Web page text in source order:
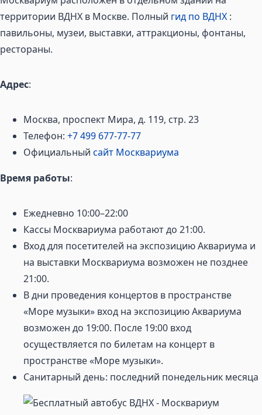
территории ВДНХ в Москве. Полный гид по ВДНХ :
павильоны, музеи, выставки, аттракционы, фонтаны,
рестораны.
Адрес:
Москва, проспект Мира, д. 119, стр. 23
Телефон: +7 499 677-77-77
Официальный сайт Москвариума
Время работы:
Ежедневно 10:00–22:00
Кассы Москвариума работают до 21:00.
Вход для посетителей на экспозицию Аквариума и
на выставки Москвариума возможен не позднее
21:00.
В дни проведения концертов в пространстве
«Море музыки» вход на экспозицию Аквариума
возможен до 19:00. После 19:00 вход
осуществляется по билетам на концерт в
пространстве «Море музыки».
Санитарный день: последний понедельник месяца